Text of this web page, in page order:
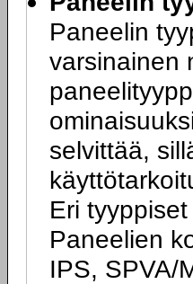
Paneelin
varsinainen
selvittää,
Eri
Paneelien
IPS, SPVA/